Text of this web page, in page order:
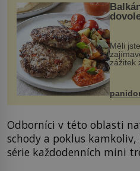
Měli
zážitek
Možná
Odborníci v této oblasti
schody a poklus
série každodenních mini